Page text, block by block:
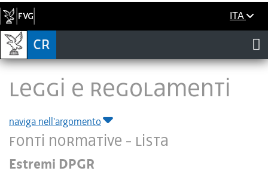
ITA
LEGGI E REGOLAMENTI
naviga nell'argomento
Fonti normative - Lista
Estremi DPGR